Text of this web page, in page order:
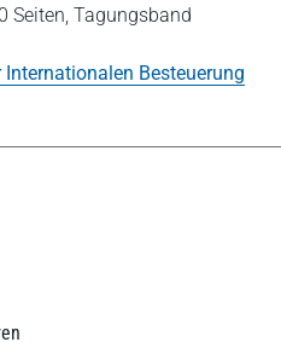
Seiten, Tagungsband
Internationalen Besteuerung